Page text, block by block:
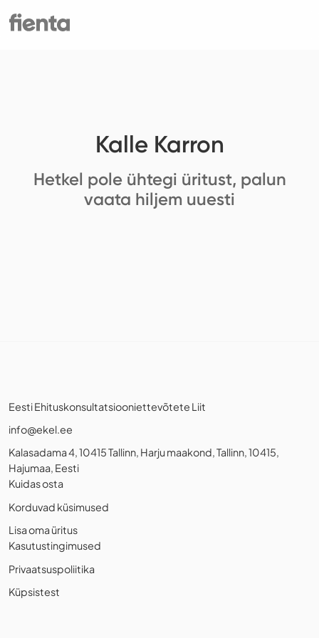
Kalle Karron
Hetkel pole ühtegi üritust, palun
vaata hiljem uuesti
Eesti Ehituskonsultatsiooniettevõtete Liit
info@ekel.ee
Kalasadama 4, 10415 Tallinn, Harju maakond, Tallinn, 10415,
Hajumaa, Eesti
Kuidas osta
Korduvad küsimused
Lisa oma üritus
Kasutustingimused
Privaatsuspoliitika
Küpsistest